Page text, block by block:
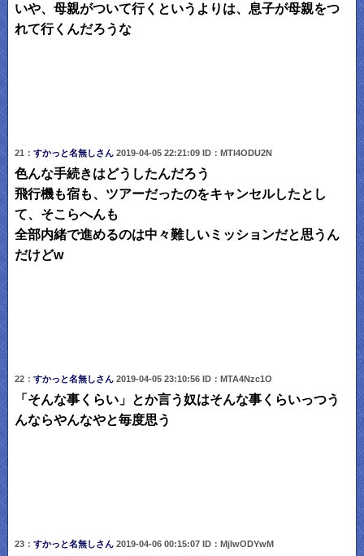
いや、母親がついて行くというよりは、息子が母親をつ
れて行くんだろうな
21： すかっと名無しさん 2019-04-05 22:21:09 ID：MTI4ODU2N
色んな手続きはどうしたんだろう
飛行機も宿も、ツアーだったのをキャンセルしたとし
て、そこらへんも
全部内緒で進めるのは中々難しいミッションだと思うん
だけどw
22： すかっと名無しさん 2019-04-05 23:10:56 ID：MTA4Nzc1O
「そんな事くらい」とか言う奴はそんな事くらいっつう
んならやんなやと毎度思う
23： すかっと名無しさん 2019-04-06 00:15:07 ID：MjIwODYwM